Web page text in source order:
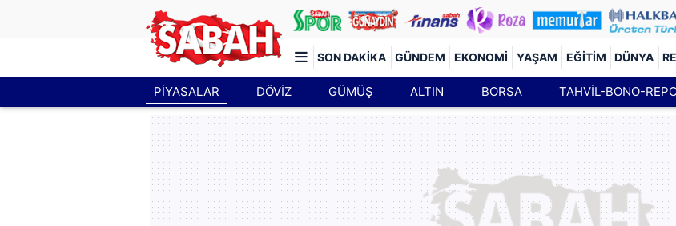
SON DAKIKA GÜNDEM EKONOMI YAŞAM EĞITIM DÜNYA
Türkiye'nin en iyi haber sitesi
PİYASALAR DÖVİZ GÜMÜŞ ALTIN BORSA TAHVİL-BONO-